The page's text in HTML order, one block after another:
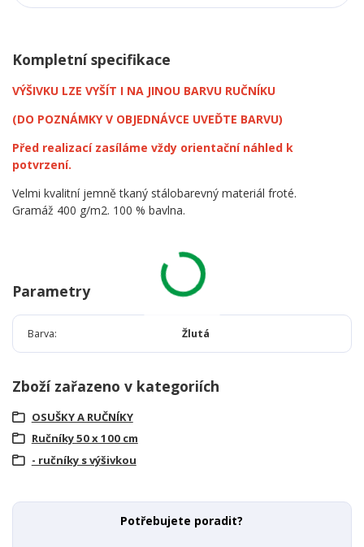
Kompletní specifikace
VÝŠIVKU LZE VYŠÍT I NA JINOU BARVU RUČNÍKU
(DO POZNÁMKY V OBJEDNÁVCE UVEĎTE BARVU)
Před realizací zasíláme vždy orientační náhled k
potvrzení.
Velmi kvalitní jemně tkaný stálobarevný materiál froté.
Gramáž 400 g/m2. 100 % bavlna.
Parametry
Barva Žlutá
Zboží zařazeno v kategoriích
OSUŠKY A RUČNÍKY
Ručníky 50 x 100 cm
- ručníky s výšivkou
Potřebujete poradit?